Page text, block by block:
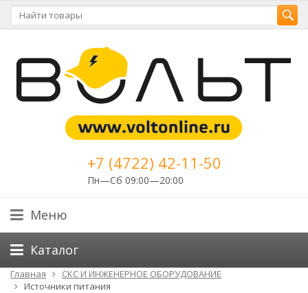
+7 (4722) 42-11-50
Пн—Сб 09:00—20:00
Меню
Каталог
Главная
СКС И ИНЖЕНЕРНОЕ ОБОРУДОВАНИЕ
Источники питания